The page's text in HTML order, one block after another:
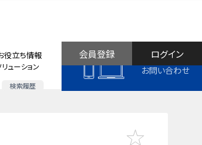
ューション
検索履歴
役立ち情報
お問い合わせ
ログイン
会員登録